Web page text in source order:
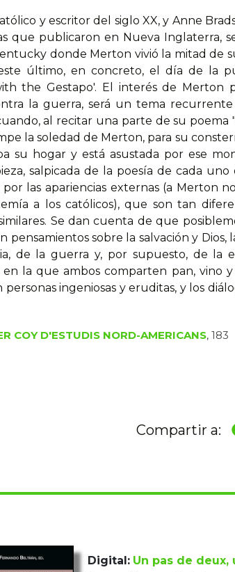
y escritor del siglo XX, y Anne
que publicaron en Nueva Inglaterra,
donde Merton vivió la mitad de
último, en concreto, el día de la
the Gestapo'. El interés de Merton
la guerra, será un tema
al recitar una parte de su poema
la soledad de Merton, para su
su hogar y está asustada por ese
salpicada de la poesía de cada uno
las apariencias externas (a Merton
a los católicos), que son tan
Se dan cuenta de que
sobre la salvación y Dios,
de la guerra y, por supuesto, de la
la que ambos comparten pan, vino y
ingeniosas y eruditas, y los
COY D'ESTUDIS NORD-AMERICANS, 183
Compartir a:
Digital: Un pas de deux,